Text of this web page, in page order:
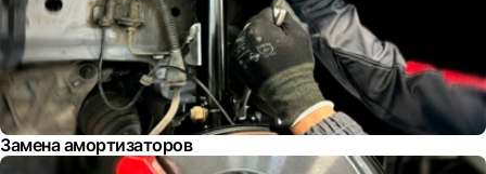
Замена амортизаторов